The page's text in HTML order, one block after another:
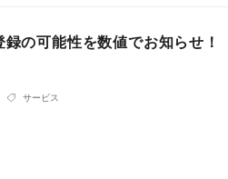
の可能性を数値でお知らせ！
サービス